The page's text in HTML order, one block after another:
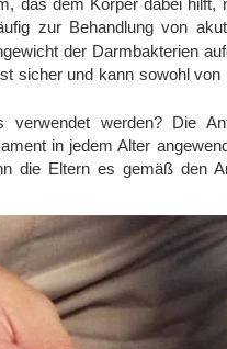
das dem Körper dabei
zur Behandlung von
der Darmbakterien
sicher und kann sowohl
verwendet werden? Die
in jedem Alter
die Eltern es gemäß den